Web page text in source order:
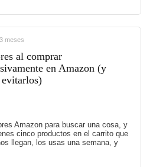
meses
al comprar
en Amazon (y
Amazon para buscar una cosa, y
cinco productos en el carrito que
llegan, los usas una semana, y